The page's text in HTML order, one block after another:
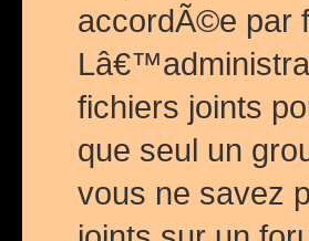
accordÃ©e par
fichiers joints
que seul un
vous ne savez